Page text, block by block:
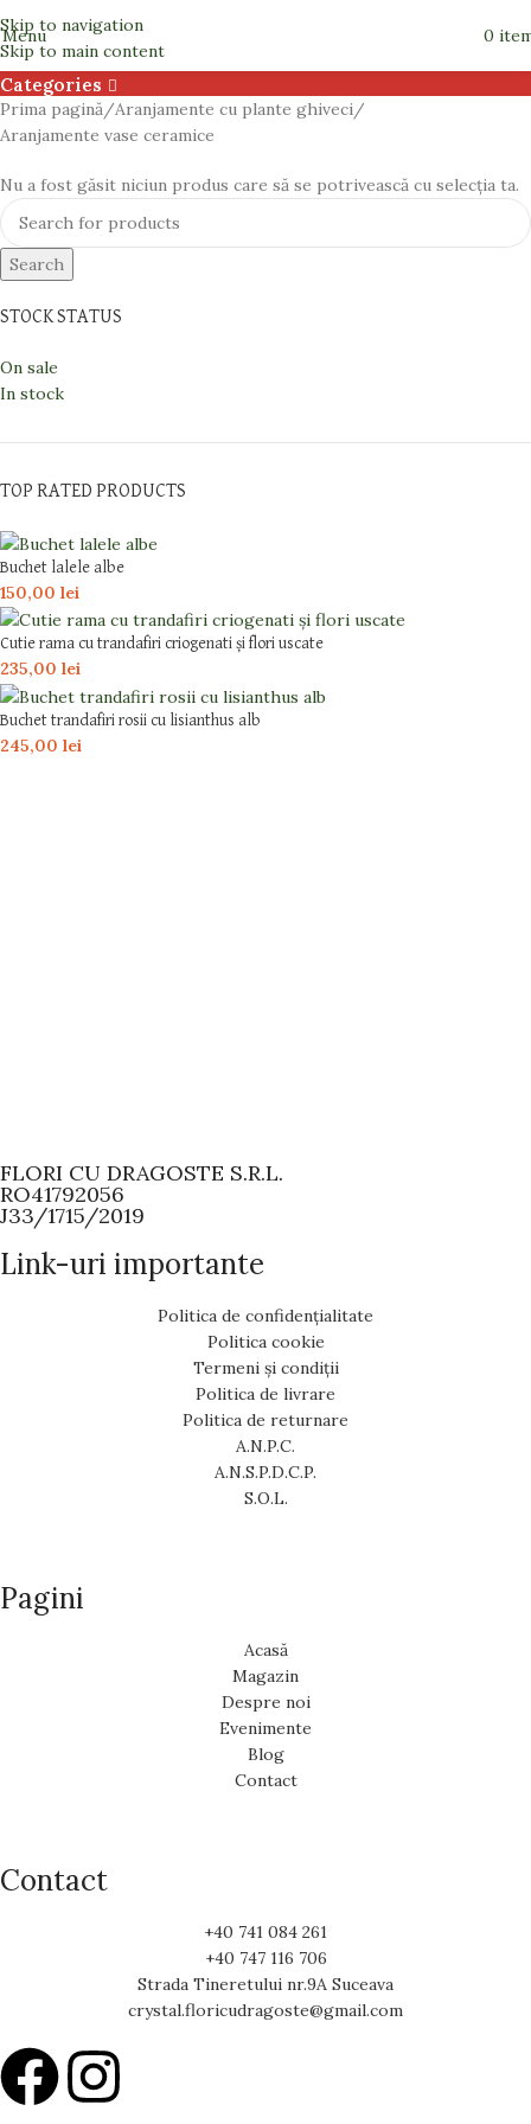
Skip to navigation
Skip to main content
Menu 0
Aranjamente vase ceramice
Categories
STOCK STATUS
On sale
In stock
TOP RATED PRODUCTS
Buchet lalele albe
150,00 lei
Cutie rama cu trandafiri criogenati și flori uscate
235,00 lei
Buchet trandafiri rosii cu lisianthus alb
245,00 lei
Prima pagină Aranjamente cu plante ghiveci
Aranjamente vase ceramice
Nu a fost găsit niciun produs care să se potrivească cu selecția ta.
Search
FLORI CU DRAGOSTE S.R.L.
RO41792056
J33/1715/2019
Link-uri importante
Politica de confidențialitate
Politica cookie
Termeni și condiții
Politica de livrare
Politica de returnare
A.N.P.C.
A.N.S.P.D.C.P.
S.O.L.
Pagini
Acasă
Magazin
Despre noi
Evenimente
Blog
Contact
Contact
+40 741 084 261
+40 747 116 706
Strada Tineretului nr.9A Suceava
crystal.floricudragoste@gmail.com